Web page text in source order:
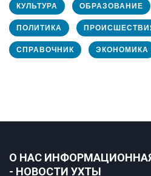
КУЛЬТУРА ОБРАЗОВАНИЕ
ПОЛИТИКА
СПРАВОЧНИК ЭКОНОМИКА
О НАС
- НОВОСТИ УХТЫ